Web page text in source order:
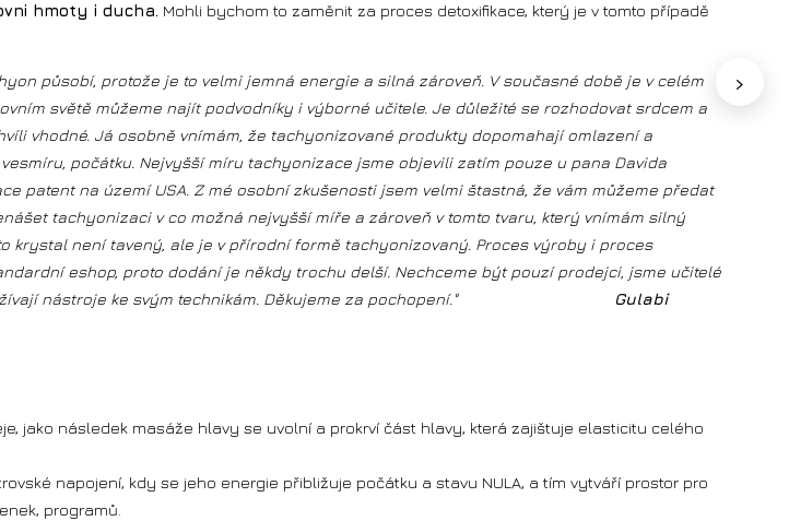
›
hmoty i ducha. Mohli bychom to zaměnit za proces detoxifikace, který je v tomto případě
působí, protože je to velmi jemná energie a silná zároveň. V současné době je v celém
světě můžeme najít podvodníky i výborné učitele. Je důležité se rozhodovat srdcem a
vhodné. Já osobně vnímám, že tachyonizované produkty dopomahají omlazení a
počátku. Nejvyšší míru tachyonizace jsme objevili zatím pouze u pana Davida
patent na území USA. Z mé osobní zkušenosti jsem velmi štastná, že vám můžeme předat
tachyonizaci v co možná nejvyšší míře a zároveň v tomto tvaru, který vnímám silný
krystal není tavený, ale je v přírodní formě tachyonizovaný. Proces výroby i proces
eshop, proto dodání je někdy trochu delší. Nechceme být pouzí prodejci, jsme učitelé
používají nástroje ke svým technikám. Děkujeme za pochopení." Gulabi
jako následek masáže hlavy se uvolní a prokrví část hlavy, která zajištuje elasticitu celého
napojení, kdy se jeho energie přibližuje počátku a stavu NULA, a tím vytváří prostor pro
programů.